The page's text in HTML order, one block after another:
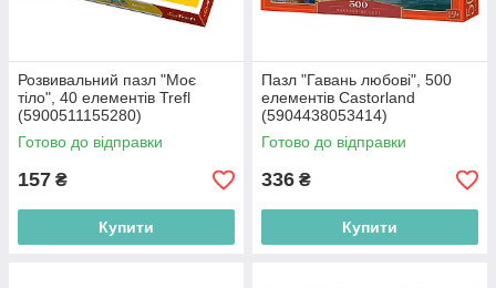
Розвивальний пазл "Моє
тіло", 40 елементів Trefl
(5900511155280)
Готово до відправки
157 ₴
Купити
Пазл "Гавань любові", 500
елементів Castorland
(5904438053414)
Готово до відправки
336 ₴
Купити